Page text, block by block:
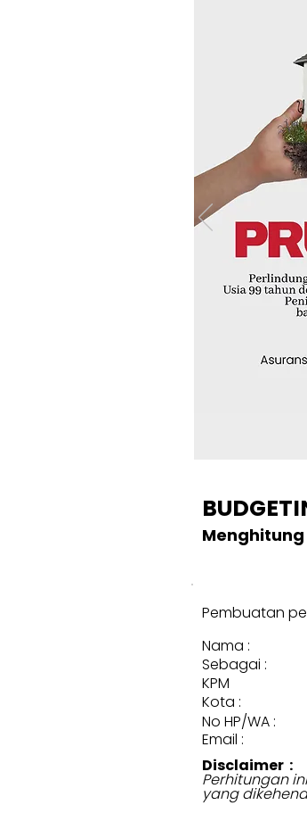
Menghitung
Pembuatan
Kota :
No HP/WA :
Email :
Disclaimer :
Perhitungan
yang
Nama :
Sebagai :
KPM